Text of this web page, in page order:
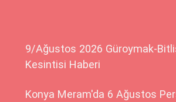
9/Ağustos 2026 Güroymak-
Kesintisi Haberi
Konya Meram'da 6 Ağustos